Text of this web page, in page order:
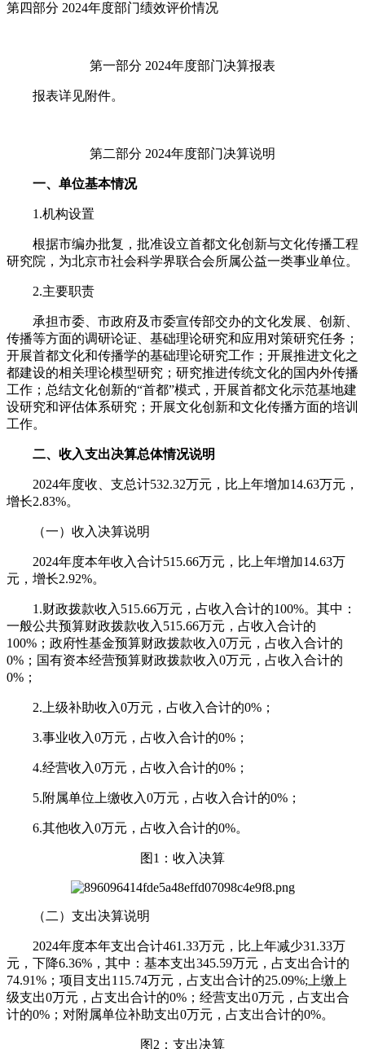
第四部分 2024年度部门绩效评价情况
第一部分 2024年度部门决算报表
报表详见附件。
第二部分 2024年度部门决算说明
一、单位基本情况
1.机构设置
根据市编办批复，批准设立首都文化创新与文化传播工程
研究院，为北京市社会科学界联合会所属公益一类事业单位。
2.主要职责
承担市委、市政府及市委宣传部交办的文化发展、创新、
传播等方面的调研论证、基础理论研究和应用对策研究任务；
开展首都文化和传播学的基础理论研究工作；开展推进文化之
都建设的相关理论模型研究；研究推进传统文化的国内外传播
工作；总结文化创新的“首都”模式，开展首都文化示范基地建
设研究和评估体系研究；开展文化创新和文化传播方面的培训
工作。
二、收入支出决算总体情况说明
2024年度收、支总计532.32万元，比上年增加14.63万元，
增长2.83%。
（一）收入决算说明
2024年度本年收入合计515.66万元，比上年增加14.63万
元，增长2.92%。
1.财政拨款收入515.66万元，占收入合计的100%。其中：
一般公共预算财政拨款收入515.66万元，占收入合计的
100%；政府性基金预算财政拨款收入0万元，占收入合计的
0%；国有资本经营预算财政拨款收入0万元，占收入合计的
0%；
2.上级补助收入0万元，占收入合计的0%；
3.事业收入0万元，占收入合计的0%；
4.经营收入0万元，占收入合计的0%；
5.附属单位上缴收入0万元，占收入合计的0%；
6.其他收入0万元，占收入合计的0%。
图1：收入决算
（二）支出决算说明
2024年度本年支出合计461.33万元，比上年减少31.33万
元，下降6.36%，其中：基本支出345.59万元，占支出合计的
74.91%；项目支出115.74万元，占支出合计的25.09%;上缴上
级支出0万元，占支出合计的0%；经营支出0万元，占支出合
计的0%；对附属单位补助支出0万元，占支出合计的0%。
图2：支出决算